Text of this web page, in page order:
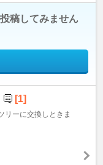
稿してみません
[1]
ーに交換しときま